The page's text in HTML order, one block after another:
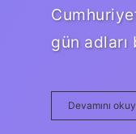
gün
Devamını